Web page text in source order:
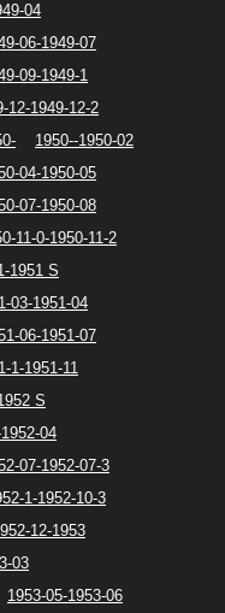
04
06-1949-07
09-1949-1
12-1949-12-2
1950--1950-02
04-1950-05
07-1950-08
11-0-1950-11-2
1951 S
03-1951-04
06-1951-07
1-1951-11
S
04
07-1952-07-3
1-1952-10-3
12-1953
03
1953-05-1953-06